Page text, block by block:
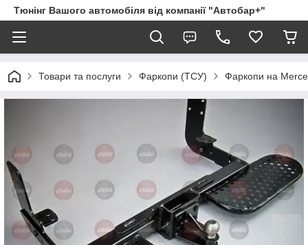
Тюнінг Вашого автомобіля від компанії "Автобар+"
Товари та послуги Фаркопи (ТСУ) Фаркопи на